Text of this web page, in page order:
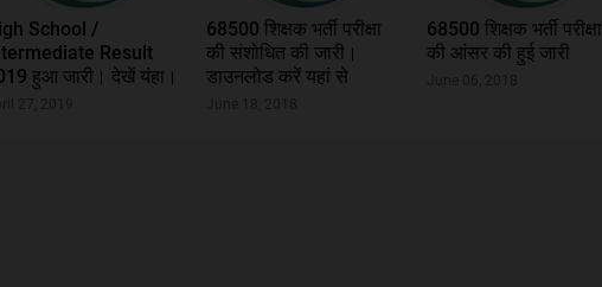
School /
Result
हुआ जारी। देखें यंहा।
68500 शिक्षक भर्ती परीक्षा
की संशोधित की जारी।
डाउनलोड करें यहां से
68500 शिक्षक भर्ती परीक्षा
की आंसर की हुई जारी